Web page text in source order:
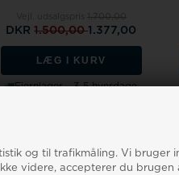
og til trafikmåling. Vi bruger
videre, accepterer du brugen
DKR1.500,001.377,00
LÆG I KURV
Fjernlager - 3-5 hverdage
19%